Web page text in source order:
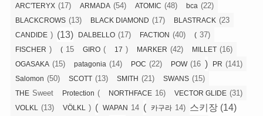
ARC'TERYX (17) ARMADA (54) ATOMIC (48) bca (22)
BLACKCROWS (13) BLACK DIAMOND (17) BLASTRACK (23
CANDIDE ) (13) DALBELLO (17) FACTION (40) ( 37)
FISCHER ) ( 15 GIRO ( 17 ) MARKER (42) MILLET (16)
OGASAKA (15) patagonia (14) POC (22) POW(16 ) PR (141)
Salomon (50) SCOTT (13) SMITH (21) SWANS (15)
THE Sweet Protection ( NORTHFACE 16) VECTOR GLIDE (31)
VOLKL (13) VÖLKL ) ( WAPAN 14 ( 카구라 14) 스키장 (14)